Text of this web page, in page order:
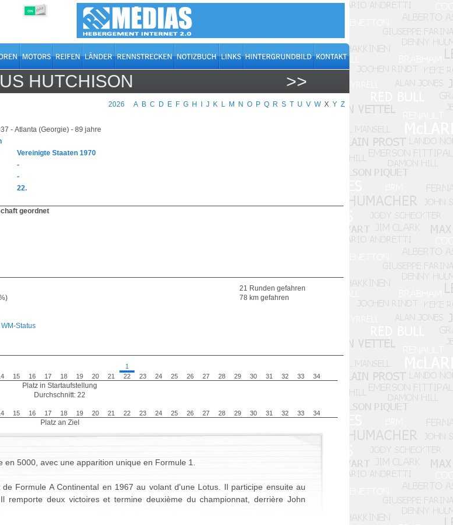
ON OFF
HUTCHISON >>
2026 A B C D E F G H J K L M N O P Q R S T U V W X Y Z
- Atlanta (Georgie) - 89 jahre
Vereinigte Staaten 1970
-
-
22.
geordnet
Status
21 Runden gefahren
78 km gefahren
15 16 17 18 19 20 21
1
22
23 24 25 26 27 28 29 30 31 32 33 34
Platz in Startaufstellung
Durchschnitt: 22
15 16 17 18 19 20 21 22 23 24 25 26 27 28 29 30 31 32 33 34
Platz an Ziel
5000, avec une apparition unique en Formule 1.
Formule A Continental en 1967 au volant d'une Lotus. Il participe ensuite au
remporte deux victoires et termine deuxième du championnat, derrière John